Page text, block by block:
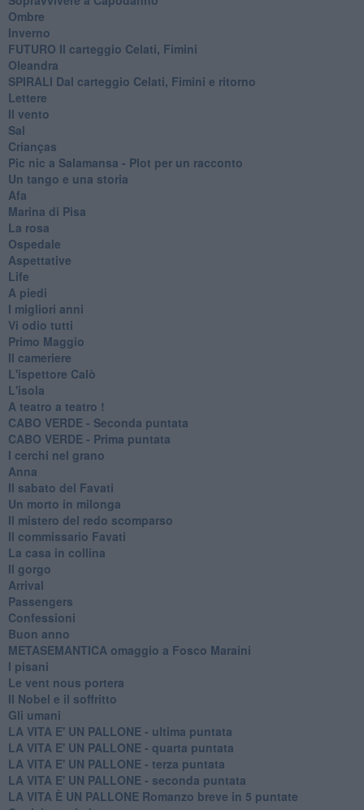
Ombre
Inverno
FUTURO Il carteggio Celati, Fimini
Oleandra
SPIRALI Dal carteggio Celati, Fimini e ritorno
Lettere
Il vento
Sal
Crianças
Pic nic a Salamansa - Plot per un racconto
Un tango e una storia
Afa
Marina di Pisa
La rosa
Ospedale
Aspettative
Life
A piedi
I migliori anni
Vi odio tutti
Primo Maggio
Il cameriere
L'ispettore Calò
L'isola
A teatro a teatro !
CABO VERDE - Seconda puntata
CABO VERDE - Prima puntata
I cerchi nel grano
Anna
Il sabato del Favati
Un morto in milonga
Il mistero del redo scomparso
Il commissario Favati
La casa in collina
Il gorgo
Arrival
Passengers
Confessioni
Buon anno
METASEMANTICA omaggio a Fosco Maraini
I pisani
Le vent nous portera
Il Nobel e il soffritto
Gli umani
LA VITA E' UN PALLONE - ultima puntata
LA VITA E' UN PALLONE - quarta puntata
LA VITA E' UN PALLONE - terza puntata
LA VITA E' UN PALLONE - seconda puntata
LA VITA È UN PALLONE Romanzo breve in 5 puntate